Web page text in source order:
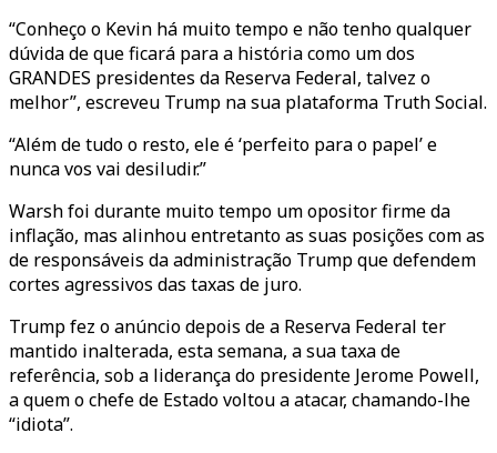
“Conheço o Kevin há muito tempo e não tenho qualquer
dúvida de que ficará para a história como um dos
GRANDES presidentes da Reserva Federal, talvez o
melhor”, escreveu Trump na sua plataforma Truth Social.
“Além de tudo o resto, ele é ‘perfeito para o papel’ e
nunca vos vai desiludir.”
Warsh foi durante muito tempo um opositor firme da
inflação, mas alinhou entretanto as suas posições com as
de responsáveis da administração Trump que defendem
cortes agressivos das taxas de juro.
Trump fez o anúncio depois de a Reserva Federal ter
mantido inalterada, esta semana, a sua taxa de
referência, sob a liderança do presidente Jerome Powell,
a quem o chefe de Estado voltou a atacar, chamando-lhe
“idiota”.